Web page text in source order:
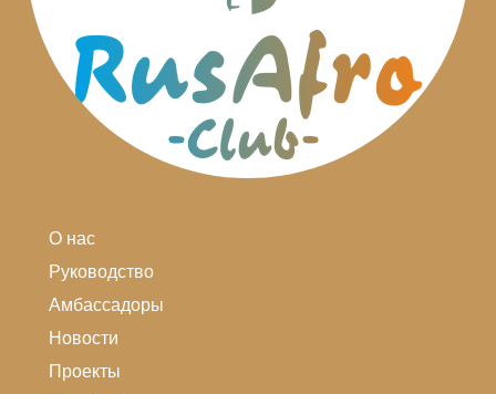
О нас
Руководство
Амбассадоры
Новости
Проекты